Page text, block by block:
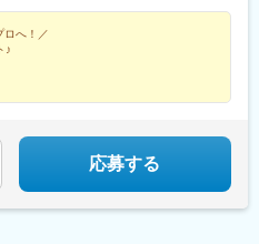
地駅、大分駅、佐伯駅、中津駅(大分
(大分県)、鶴崎駅、延岡駅、西都城
宮崎県)、日向新富駅、川内駅(鹿児
ケ浜駅、国分駅(鹿児島県)、出水
(東京都)、牛田駅(東京都)、荒川一中
、青梅街道駅、布田駅、新高島駅、
緑町駅、海老名駅(相模線)、西松本
前駅、南富山駅、片原町駅(富山
ック（北海道）■東北ブロック（秋
福島）■関東甲信越ブロック（茨
長野）■首都圏ブロック（東京・神
陸ブロック（愛知・岐阜・三重・静
ブロック（大阪・京都・滋賀・奈
ック（広島・鳥取・島根・山口・岡
大分・宮崎・鹿児島・沖縄）【3】地
または「転居転勤のない範囲」※自宅
※受動喫煙対策制度あり
ロへ！／
♪
応募する